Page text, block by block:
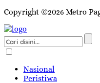
Copyright ©2026 Metro
Nasional
Peristiwa